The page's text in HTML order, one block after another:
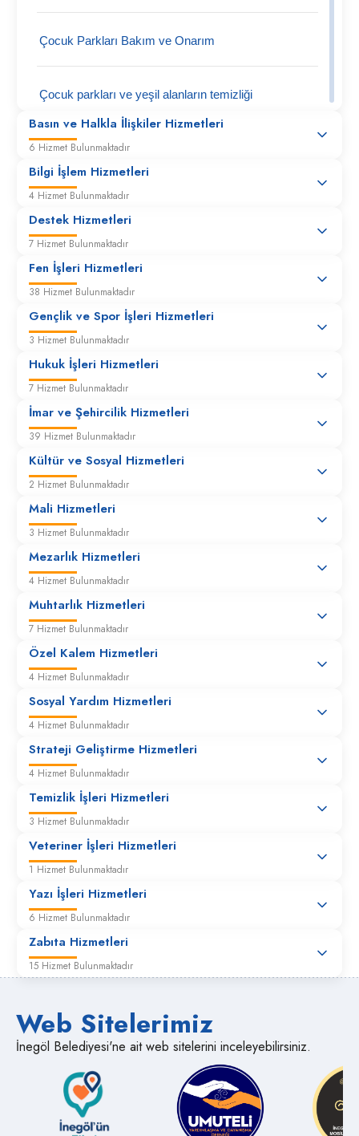
Çocuk Parkları Bakım ve Onarım
Çocuk parkları ve yeşil alanların temizliği
Otopark düzenlemesi
Yeşil alan düzenlemesi
Basın ve Halkla İlişkiler Hizmetleri
6 Hizmet Bulunmaktadır
Bilgi İşlem Hizmetleri
4 Hizmet Bulunmaktadır
Destek Hizmetleri
7 Hizmet Bulunmaktadır
Fen İşleri Hizmetleri
38 Hizmet Bulunmaktadır
Gençlik ve Spor İşleri Hizmetleri
3 Hizmet Bulunmaktadır
Hukuk İşleri Hizmetleri
7 Hizmet Bulunmaktadır
İmar ve Şehircilik Hizmetleri
39 Hizmet Bulunmaktadır
Kültür ve Sosyal Hizmetleri
2 Hizmet Bulunmaktadır
Mali Hizmetleri
3 Hizmet Bulunmaktadır
Mezarlık Hizmetleri
4 Hizmet Bulunmaktadır
Muhtarlık Hizmetleri
7 Hizmet Bulunmaktadır
Özel Kalem Hizmetleri
4 Hizmet Bulunmaktadır
Sosyal Yardım Hizmetleri
4 Hizmet Bulunmaktadır
Strateji Geliştirme Hizmetleri
4 Hizmet Bulunmaktadır
Temizlik İşleri Hizmetleri
3 Hizmet Bulunmaktadır
Veteriner İşleri Hizmetleri
1 Hizmet Bulunmaktadır
Yazı İşleri Hizmetleri
6 Hizmet Bulunmaktadır
Zabıta Hizmetleri
15 Hizmet Bulunmaktadır
Web Sitelerimiz
İnegöl Belediyesi'ne ait web sitelerini inceleyebilirsiniz.